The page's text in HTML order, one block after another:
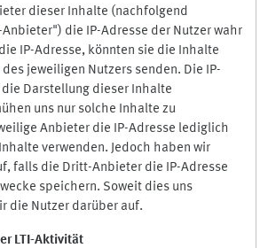
dieser Inhalte (nachfolgend
die IP-Adresse der Nutzer wahr
IP-Adresse, könnten sie die Inhalte
jeweiligen Nutzers senden. Die IP-
Darstellung dieser Inhalte
uns nur solche Inhalte zu
Anbieter die IP-Adresse lediglich
verwenden. Jedoch haben wir
falls die Dritt-Anbieter die IP-Adresse
speichern. Soweit dies uns
die Nutzer darüber auf.
LTI-Aktivität